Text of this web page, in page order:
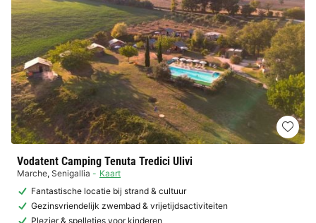
Vodatent Camping Tenuta Tredici Ulivi
Marche, Senigallia
Kaart
Fantastische locatie bij strand & cultuur
Gezinsvriendelijk zwembad & vrijetijdsactiviteiten
Plezier & spelletjes voor kinderen